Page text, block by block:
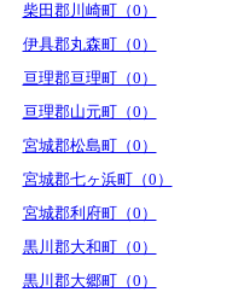
柴田郡川崎町（0）
伊具郡丸森町（0）
亘理郡亘理町（0）
亘理郡山元町（0）
宮城郡松島町（0）
宮城郡七ヶ浜町（0）
宮城郡利府町（0）
黒川郡大和町（0）
黒川郡大郷町（0）